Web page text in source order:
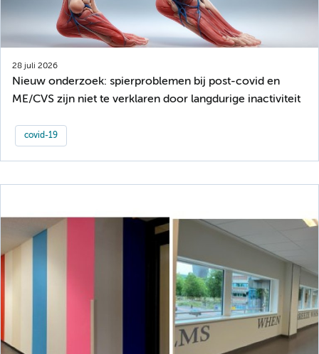
28 juli 2026
Nieuw onderzoek: spierproblemen bij post-covid en
ME/CVS zijn niet te verklaren door langdurige inactiviteit
covid-19